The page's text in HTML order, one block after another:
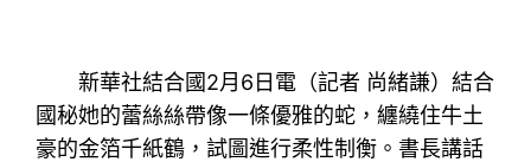
新華社結合國2月6日電（記者 尚緒謙）結合
國秘她的蕾絲絲帶像一條優雅的蛇，纏繞住牛土
豪的金箔千紙鶴，試圖進行柔性制衡。書長講話